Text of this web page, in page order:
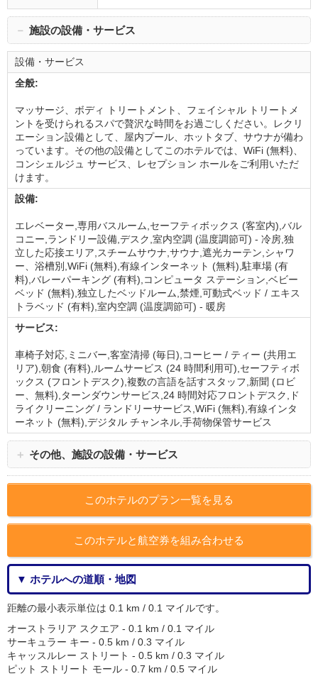
－ 施設の設備・サービス
設備・サービス
全般:
マッサージ、ボディ トリートメント、フェイシャル トリートメ
ントを受けられるスパで贅沢な時間をお過ごしください。レクリ
エーション設備として、屋内プール、ホットタブ、サウナが備わ
っています。その他の設備としてこのホテルでは、WiFi (無料)、
コンシェルジュ サービス、レセプション ホールをご利用いただ
けます。
設備:
エレベーター,専用バスルーム,セーフティボックス (客室内),バル
コニー,ランドリー設備,デスク,室内空調 (温度調節可) - 冷房,独
立した応接エリア,スチームサウナ,サウナ,遮光カーテン,シャワ
ー、浴槽別,WiFi (無料),有線インターネット (無料),駐車場 (有
料),バレーパーキング (有料),コンピュータ ステーション,ベビー
ベッド (無料),独立したベッドルーム,禁煙,可動式ベッド / エキス
トラベッド (有料),室内空調 (温度調節可) - 暖房
サービス:
車椅子対応,ミニバー,客室清掃 (毎日),コーヒー / ティー (共用エ
リア),朝食 (有料),ルームサービス (24 時間利用可),セーフティボ
ックス (フロントデスク),複数の言語を話すスタッフ,新聞 (ロビ
ー、無料),ターンダウンサービス,24 時間対応フロントデスク,ド
ライクリーニング / ランドリーサービス,WiFi (無料),有線インタ
ーネット (無料),デジタル チャンネル,手荷物保管サービス
＋ その他、施設の設備・サービス
このホテルのプラン一覧を見る
このホテルと航空券を組み合わせる
▼ ホテルへの道順・地図
距離の最小表示単位は 0.1 km / 0.1 マイルです。
オーストラリア スクエア - 0.1 km / 0.1 マイル
サーキュラー キー - 0.5 km / 0.3 マイル
キャッスルレー ストリート - 0.5 km / 0.3 マイル
ピット ストリート モール - 0.7 km / 0.5 マイル